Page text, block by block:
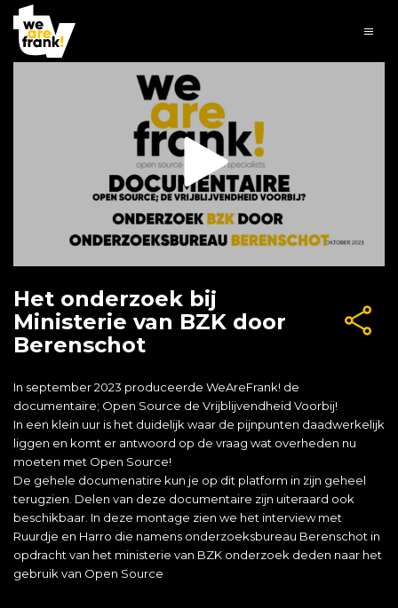
Het onderzoek bij
Ministerie van BZK door
Berenschot
In september 2023 produceerde WeAreFrank! de
documentaire; Open Source de Vrijblijvendheid Voorbij!
In een klein uur is het duidelijk waar de pijnpunten daadwerkelijk
liggen en komt er antwoord op de vraag wat overheden nu
moeten met Open Source!
De gehele documenatire kun je op dit platform in zijn geheel
terugzien. Delen van deze documentaire zijn uiteraard ook
beschikbaar. In deze montage zien we het interview met
Ruurdje en Harro die namens onderzoeksbureau Berenschot in
opdracht van het ministerie van BZK onderzoek deden naar het
gebruik van Open Source